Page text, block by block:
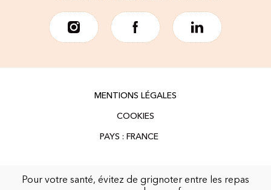
MENTIONS LÉGALES
COOKIES
Pour votre santé, évitez de grignoter entre les repas